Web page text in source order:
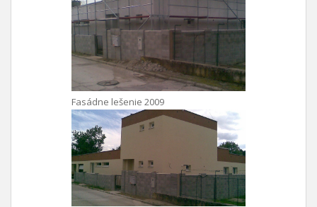
Fasádne lešenie 2009